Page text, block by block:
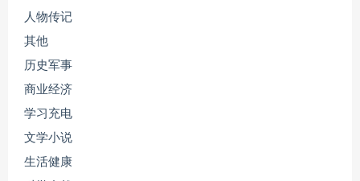
人物传记
其他
历史军事
商业经济
学习充电
文学小说
生活健康